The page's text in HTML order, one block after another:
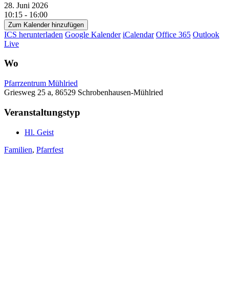
28. Juni 2026
10:15 - 16:00
Zum Kalender hinzufügen
ICS herunterladen Google Kalender iCalendar Office 365 Outlook
Live
Wo
Pfarrzentrum Mühlried
Griesweg 25 a, 86529 Schrobenhausen-Mühlried
Veranstaltungstyp
Hl. Geist
Familien, Pfarrfest